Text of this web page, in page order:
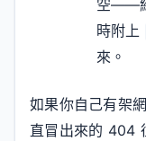
空——
時附上
來。
如果你自己有架
直冒出來的 404